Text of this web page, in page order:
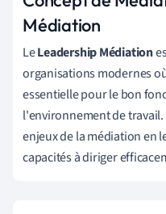
Médiation
LeLeadership Médiation
organisations modernes
essentielle pour le bon
l'environnement de
enjeux de la médiation en
capacités à diriger